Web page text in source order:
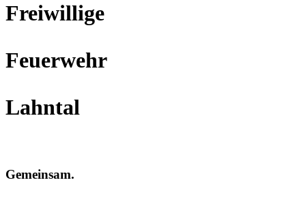
Freiwillige
Feuerwehr
Lahntal
Gemeinsam.